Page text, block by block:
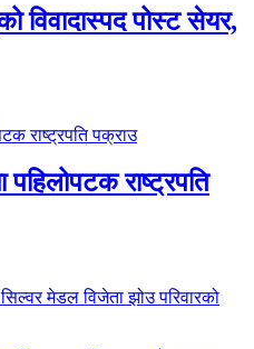
विवादास्पद पोस्ट सेयर,
पहिलोपटक राष्ट्रपति